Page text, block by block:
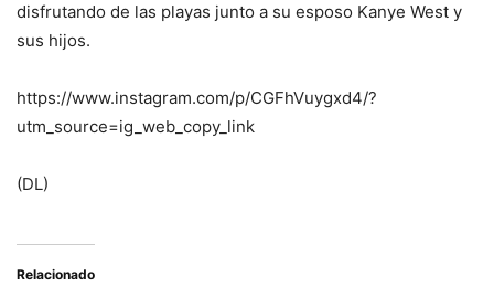
disfrutando de las playas junto a su esposo Kanye West y
sus hijos.
https://www.instagram.com/p/CGFhVuygxd4/?
utm_source=ig_web_copy_link
(DL)
Relacionado